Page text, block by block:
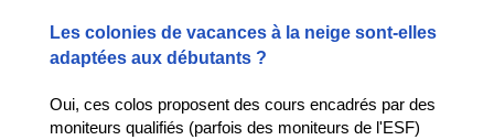
Les colonies de vacances à la neige sont-elles
adaptées aux débutants ?
Oui, ces colos proposent des cours encadrés par des
moniteurs qualifiés (parfois des moniteurs de l'ESF)